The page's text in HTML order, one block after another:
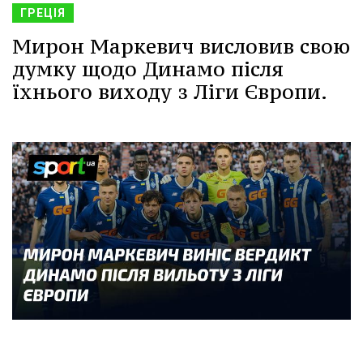
ГРЕЦІЯ
Мирон Маркевич висловив свою
думку щодо Динамо після
їхнього виходу з Ліги Європи.